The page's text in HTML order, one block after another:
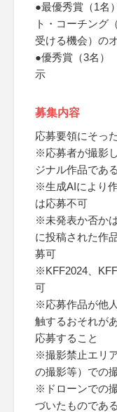
●最優秀賞（1名
ト・コーチング
受ける機会）の
●優秀賞（3名）
示
募集内容
応募要領にそっ
※応募者が撮影
ジナル作品であ
※生成AIにより
は応募不可
※未発表か否か
に投稿された作
募可
※KFF2024、
可
※応募作品が他
触するおそれが
応募すること
※撮影禁止エリ
の撮影等）での
※ドローンでの
づいたものであ